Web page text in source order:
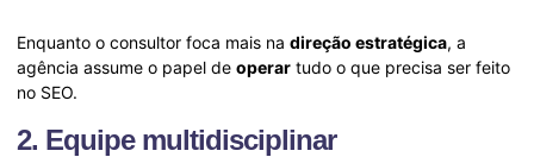
Enquanto o consultor foca mais na direção estratégica, a
agência assume o papel de operar tudo o que precisa ser feito
no SEO.
2. Equipe multidisciplinar